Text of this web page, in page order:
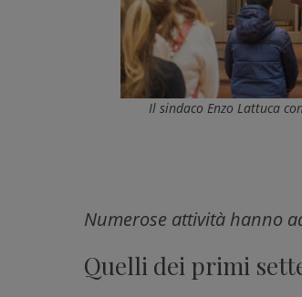
Il sindaco Enzo Lattuca
Numerose attività hanno
Quelli dei primi